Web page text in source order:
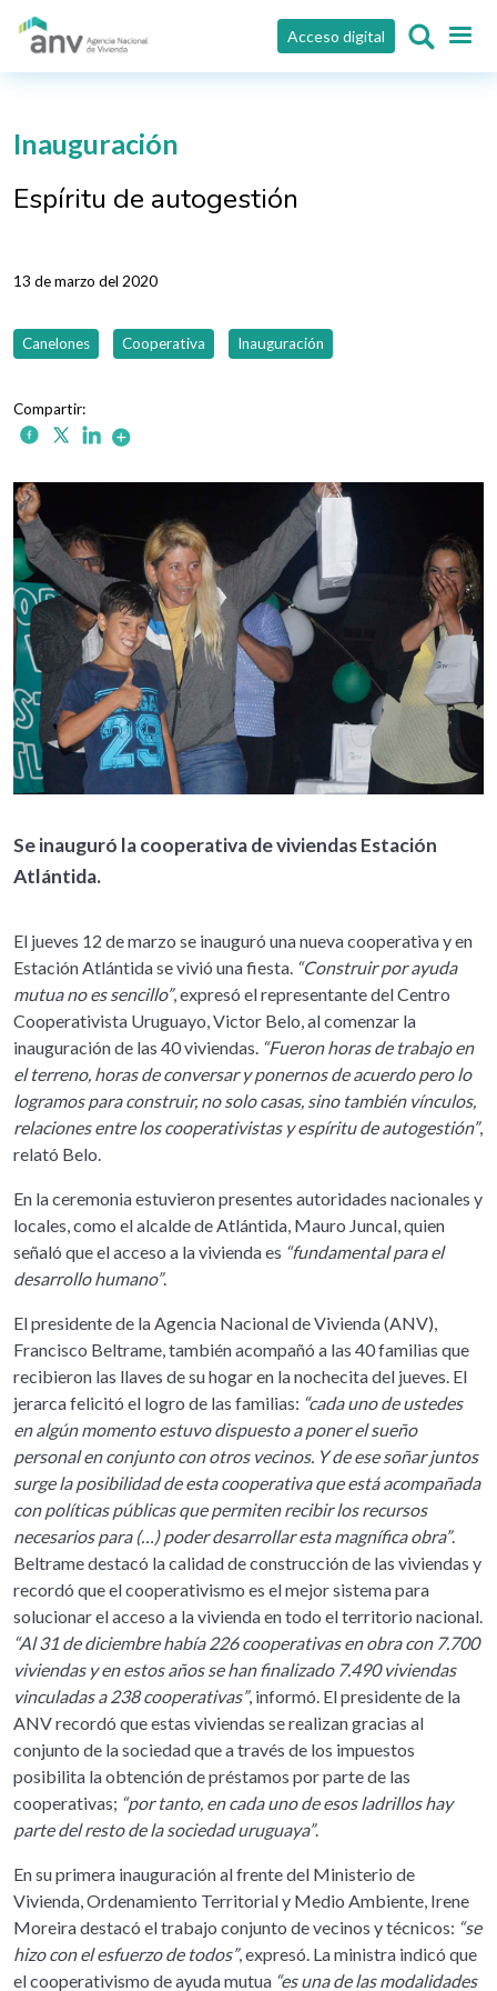
Pasar al contenido principal
Acceso digital
Inauguración
Espíritu de autogestión
13 de marzo del 2020
Canelones Cooperativa Inauguración
Se inauguró la cooperativa de viviendas Estación
Atlántida.
El jueves 12 de marzo se inauguró una nueva cooperativa y en
Estación Atlántida se vivió una fiesta. “Construir por ayuda
mutua no es sencillo”, expresó el representante del Centro
Cooperativista Uruguayo, Victor Belo, al comenzar la
inauguración de las 40 viviendas. “Fueron horas de trabajo en
el terreno, horas de conversar y ponernos de acuerdo pero lo
logramos para construir, no solo casas, sino también vínculos,
relaciones entre los cooperativistas y espíritu de autogestión”,
relató Belo.
En la ceremonia estuvieron presentes autoridades nacionales y
locales, como el alcalde de Atlántida, Mauro Juncal, quien
señaló que el acceso a la vivienda es “fundamental para el
desarrollo humano”.
El presidente de la Agencia Nacional de Vivienda (ANV),
Francisco Beltrame, también acompañó a las 40 familias que
recibieron las llaves de su hogar en la nochecita del jueves. El
jerarca felicitó el logro de las familias: “cada uno de ustedes
en algún momento estuvo dispuesto a poner el sueño
personal en conjunto con otros vecinos. Y de ese soñar juntos
surge la posibilidad de esta cooperativa que está acompañada
con políticas públicas que permiten recibir los recursos
necesarios para (…) poder desarrollar esta magnífica obra”.
Beltrame destacó la calidad de construcción de las viviendas y
recordó que el cooperativismo es el mejor sistema para
solucionar el acceso a la vivienda en todo el territorio nacional.
“Al 31 de diciembre había 226 cooperativas en obra con 7.700
viviendas y en estos años se han finalizado 7.490 viviendas
vinculadas a 238 cooperativas”, informó. El presidente de la
ANV recordó que estas viviendas se realizan gracias al
conjunto de la sociedad que a través de los impuestos
posibilita la obtención de préstamos por parte de las
cooperativas; “por tanto, en cada uno de esos ladrillos hay
parte del resto de la sociedad uruguaya”.
En su primera inauguración al frente del Ministerio de
Vivienda, Ordenamiento Territorial y Medio Ambiente, Irene
Moreira destacó el trabajo conjunto de vecinos y técnicos: “se
hizo con el esfuerzo de todos”, expresó. La ministra indicó que
el cooperativismo de ayuda mutua “es una de las modalidades